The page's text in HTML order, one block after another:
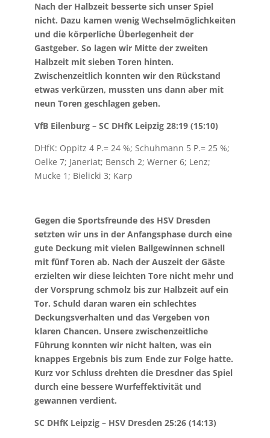
Nach der Halbzeit besserte sich unser Spiel
nicht. Dazu kamen wenig Wechselmöglichkeiten
und die körperliche Überlegenheit der
Gastgeber. So lagen wir Mitte der zweiten
Halbzeit mit sieben Toren hinten.
Zwischenzeitlich konnten wir den Rückstand
etwas verkürzen, mussten uns dann aber mit
neun Toren geschlagen geben.
VfB Eilenburg – SC DHfK Leipzig 28:19 (15:10)
DHfK: Oppitz 4 P.= 24 %; Schuhmann 5 P.= 25 %;
Oelke 7; Janeriat; Bensch 2; Werner 6; Lenz;
Mucke 1; Bielicki 3; Karp
Gegen die Sportsfreunde des HSV Dresden
setzten wir uns in der Anfangsphase durch eine
gute Deckung mit vielen Ballgewinnen schnell
mit fünf Toren ab. Nach der Auszeit der Gäste
erzielten wir diese leichten Tore nicht mehr und
der Vorsprung schmolz bis zur Halbzeit auf ein
Tor. Schuld daran waren ein schlechtes
Deckungsverhalten und das Vergeben von
klaren Chancen. Unsere zwischenzeitliche
Führung konnten wir nicht halten, was ein
knappes Ergebnis bis zum Ende zur Folge hatte.
Kurz vor Schluss drehten die Dresdner das Spiel
durch eine bessere Wurfeffektivität und
gewannen verdient.
SC DHfK Leipzig – HSV Dresden 25:26 (14:13)